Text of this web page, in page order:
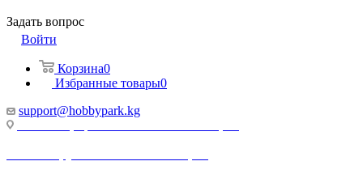
Задать вопрос
Войти
Корзина0
Избранные товары0
support@hobbypark.kg